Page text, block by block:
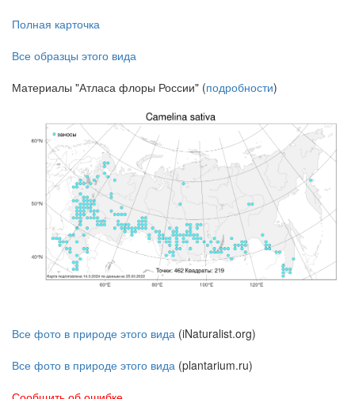
Полная карточка
Все образцы этого вида
Материалы "Атласа флоры России" (подробности)
Все фото в природе этого вида (iNaturalist.org)
Все фото в природе этого вида (plantarium.ru)